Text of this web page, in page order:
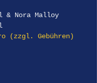
& Nora Malloy
(zzgl. Gebühren)